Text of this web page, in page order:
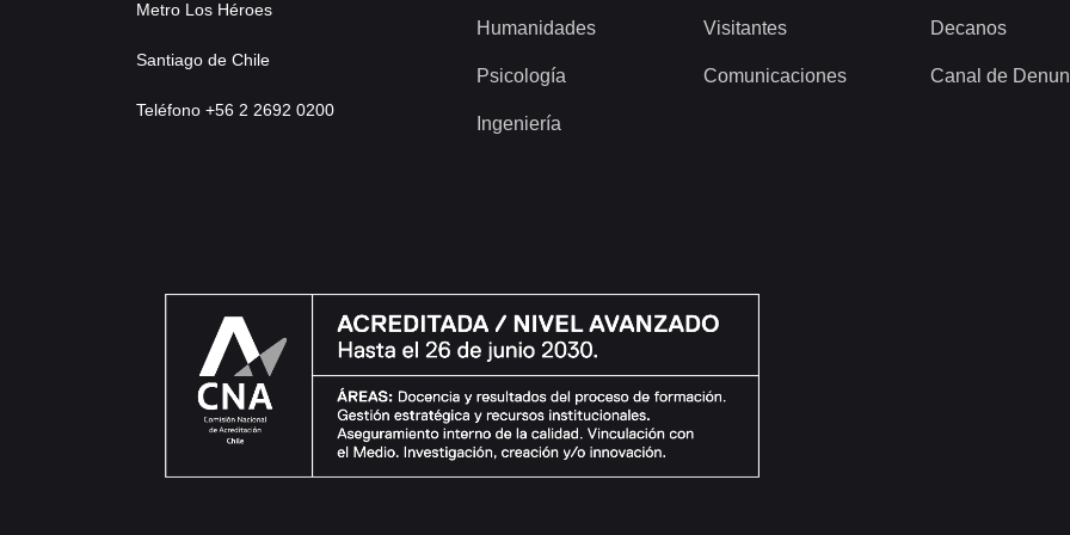
Metro Los Héroes
Santiago de Chile
Teléfono +56 2 2692 0200
Humanidades
Psicología
Ingeniería
Visitantes
Comunicaciones
Decanos
Canal de